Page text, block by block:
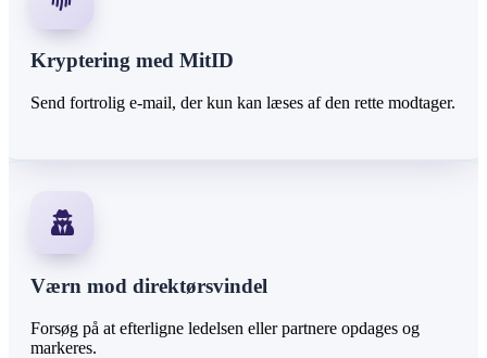
Kryptering med MitID
Send fortrolig e-mail, der kun kan læses af den rette modtager.
Værn mod direktørsvindel
Forsøg på at efterligne ledelsen eller partnere opdages og
markeres.